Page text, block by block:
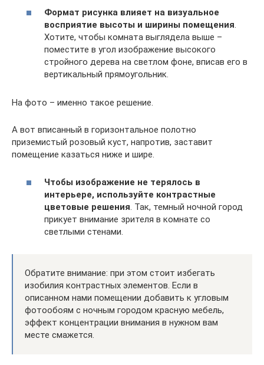
Формат рисунка влияет на визуальное
восприятие высоты и ширины помещения.
Хотите, чтобы комната выглядела выше –
поместите в угол изображение высокого
стройного дерева на светлом фоне, вписав его в
вертикальный прямоугольник.
На фото – именно такое решение.
А вот вписанный в горизонтальное полотно
приземистый розовый куст, напротив, заставит
помещение казаться ниже и шире.
Чтобы изображение не терялось в
интерьере, используйте контрастные
цветовые решения . Так, темный ночной город
прикует внимание зрителя в комнате со
светлыми стенами.
Обратите внимание: при этом стоит избегать
изобилия контрастных элементов. Если в
описанном нами помещении добавить к угловым
фотообоям с ночным городом красную мебель,
эффект концентрации внимания в нужном вам
месте смажется.